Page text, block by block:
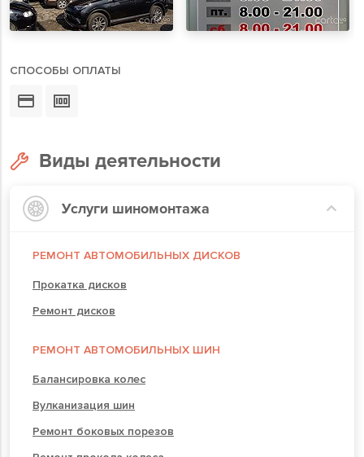
СПОСОБЫ ОПЛАТЫ
Виды деятельности
Услуги шиномонтажа
РЕМОНТ АВТОМОБИЛЬНЫХ ДИСКОВ
Прокатка дисков
Ремонт дисков
РЕМОНТ АВТОМОБИЛЬНЫХ ШИН
Балансировка колес
Вулканизация шин
Ремонт боковых порезов